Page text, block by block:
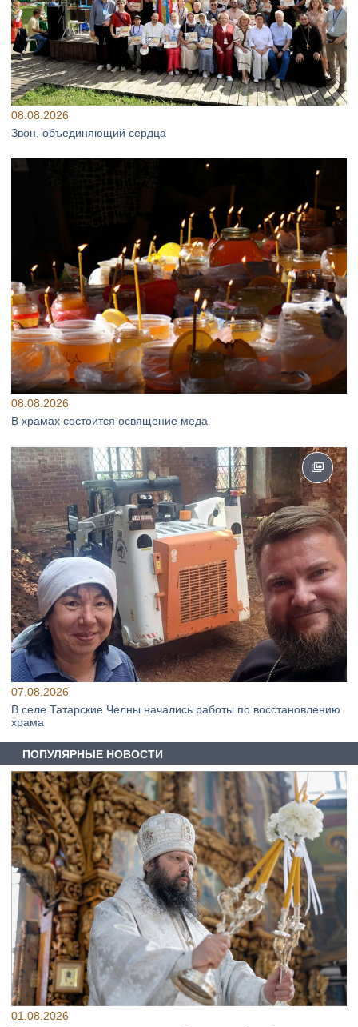
08.08.2026
Звон, объединяющий сердца
08.08.2026
В храмах состоится освящение меда
07.08.2026
В селе Татарские Челны начались работы по восстановлению
храма
ПОПУЛЯРНЫЕ НОВОСТИ
01.08.2026